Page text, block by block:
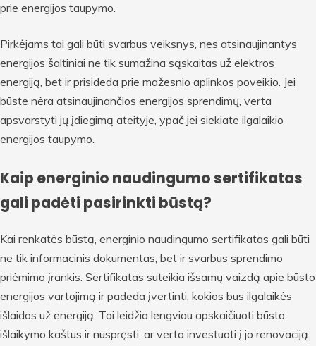
prie energijos taupymo.
Pirkėjams tai gali būti svarbus veiksnys, nes atsinaujinantys
energijos šaltiniai ne tik sumažina sąskaitas už elektros
energiją, bet ir prisideda prie mažesnio aplinkos poveikio. Jei
būste nėra atsinaujinančios energijos sprendimų, verta
apsvarstyti jų įdiegimą ateityje, ypač jei siekiate ilgalaikio
energijos taupymo.
Kaip energinio naudingumo sertifikatas
gali padėti pasirinkti būstą?
Kai renkatės būstą, energinio naudingumo sertifikatas gali būti
ne tik informacinis dokumentas, bet ir svarbus sprendimo
priėmimo įrankis. Sertifikatas suteikia išsamų vaizdą apie būsto
energijos vartojimą ir padeda įvertinti, kokios bus ilgalaikės
išlaidos už energiją. Tai leidžia lengviau apskaičiuoti būsto
išlaikymo kaštus ir nuspręsti, ar verta investuoti į jo renovaciją.